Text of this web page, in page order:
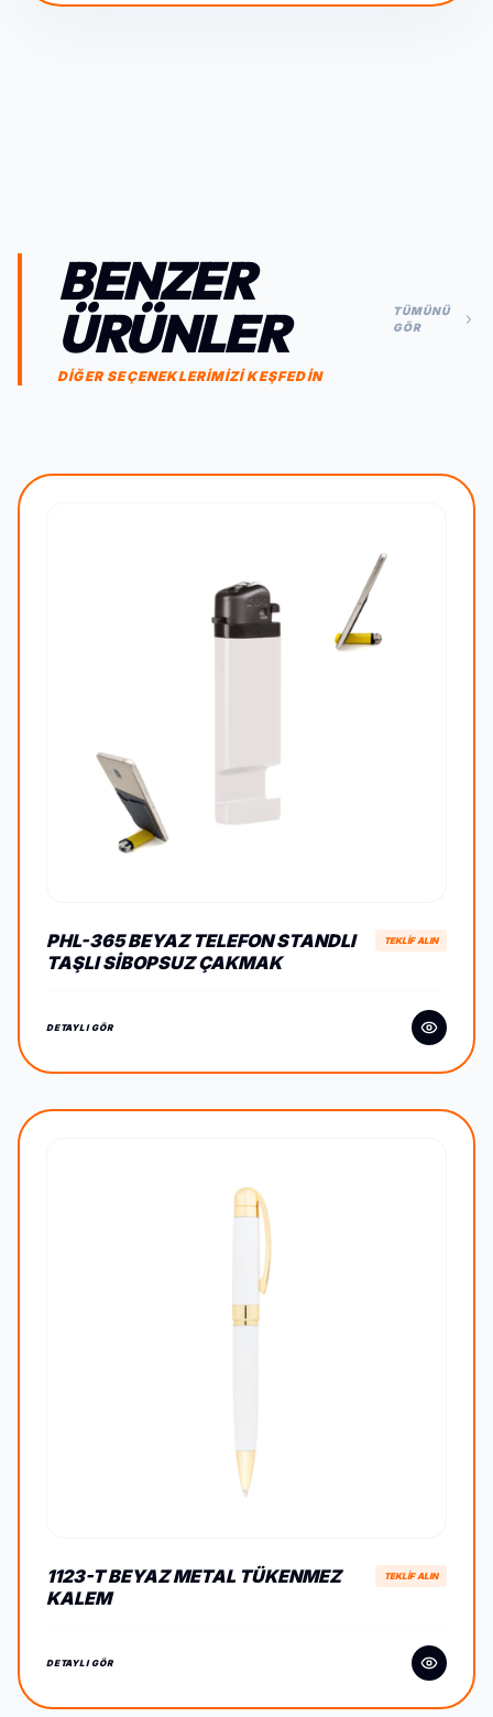
BENZER
ÜRÜNLER
DİĞER SEÇENEKLERİMİZİ KEŞFEDİN
TÜMÜNÜ
GÖR
PHL-365 BEYAZ TELEFON STANDLI
TAŞLI SIBOPSUZ ÇAKMAK
TEKLİF ALIN
DETAYLI GÖR
1123-T BEYAZ METAL TÜKENMEZ
KALEM
TEKLİF ALIN
DETAYLI GÖR